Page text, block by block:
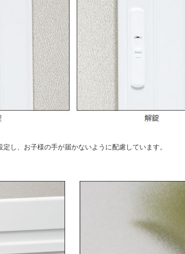
し、お子様の手が届かないように配慮しています。